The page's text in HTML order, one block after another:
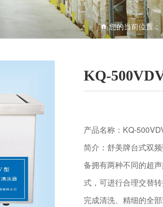
您的当前位置：
KQ-
产品名称：KQ-
简介：舒美牌台式双
备拥有两种不同的超
式，可进行合理交替
完成清洗、精细的全